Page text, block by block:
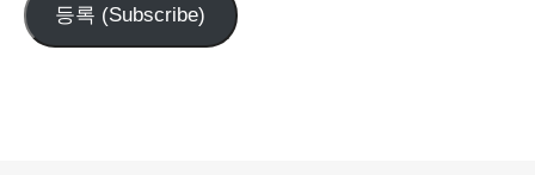
등록 (Subscribe)